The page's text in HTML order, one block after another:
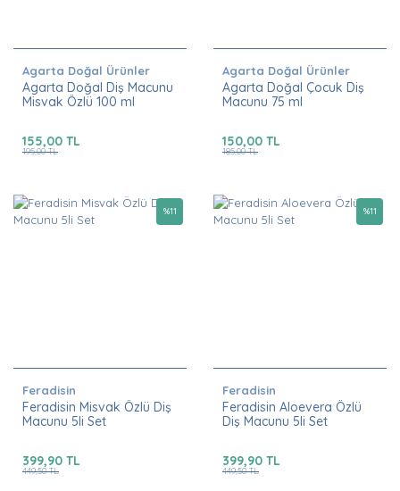
Agarta Doğal Ürünler
Agarta Doğal Diş Macunu
Misvak Özlü 100 ml
155,00 TL
195,00 TL
Agarta Doğal Ürünler
Agarta Doğal Çocuk Diş
Macunu 75 ml
150,00 TL
185,00 TL
Feradisin
Feradisin Misvak Özlü Diş
Macunu 5li Set
%11
399,90 TL
449,50 TL
Feradisin
Feradisin Aloevera Özlü
Diş Macunu 5li Set
%11
399,90 TL
449,50 TL